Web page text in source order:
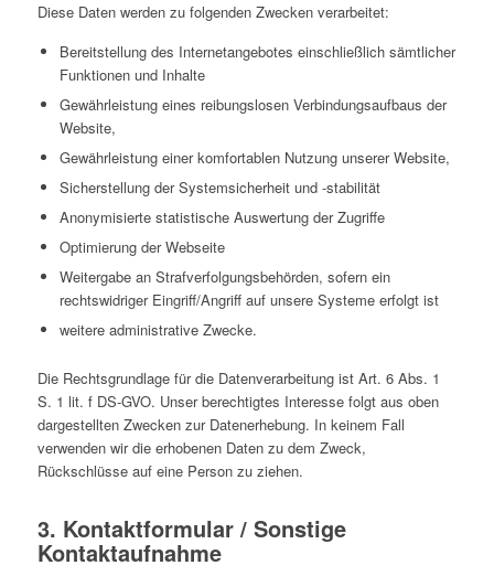
Diese Daten werden zu folgenden Zwecken verarbeitet:
Bereitstellung des Internetangebotes einschließlich sämtlicher
Funktionen und Inhalte
Gewährleistung eines reibungslosen Verbindungsaufbaus der
Website,
Gewährleistung einer komfortablen Nutzung unserer Website,
Sicherstellung der Systemsicherheit und -stabilität
Anonymisierte statistische Auswertung der Zugriffe
Optimierung der Webseite
Weitergabe an Strafverfolgungsbehörden, sofern ein
rechtswidriger Eingriff/Angriff auf unsere Systeme erfolgt ist
weitere administrative Zwecke.
Die Rechtsgrundlage für die Datenverarbeitung ist Art. 6 Abs. 1
S. 1 lit. f DS-GVO. Unser berechtigtes Interesse folgt aus oben
dargestellten Zwecken zur Datenerhebung. In keinem Fall
verwenden wir die erhobenen Daten zu dem Zweck,
Rückschlüsse auf eine Person zu ziehen.
3. Kontaktformular / Sonstige
Kontaktaufnahme